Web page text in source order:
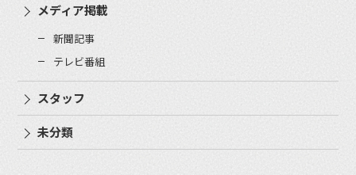
メディア掲載
新聞記事
テレビ番組
スタッフ
未分類